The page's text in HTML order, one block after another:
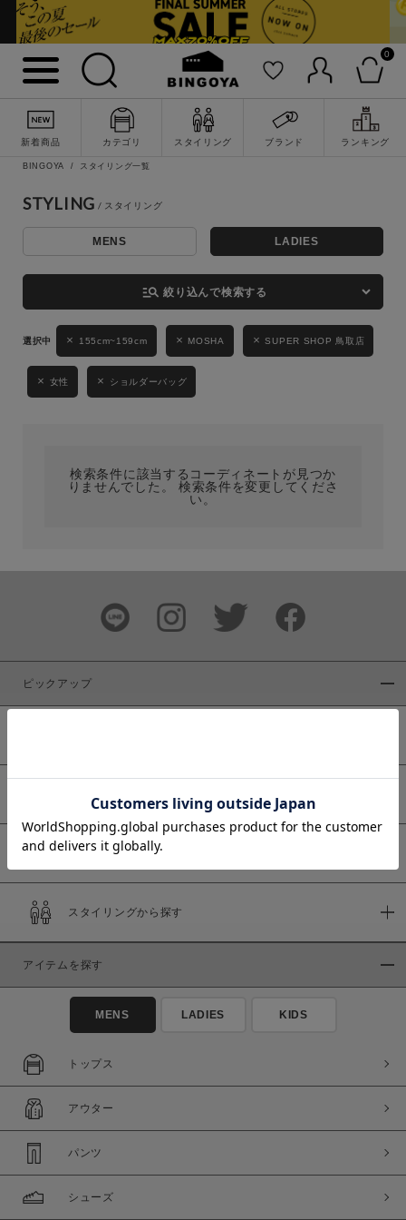
0
新着商品 カテゴリ スタイリング ブランド ランキング
詳細検索
キーワード
性別
MENS LADIES KIDS
ブランド
商品タイプ
通常商品
セール価格
在庫
在庫あり
BINGOYA スタイリング一覧
STYLING
MENS LADIES
manage_search 絞り込んで検索する
155cm~159cm MOSHA SUPER SHOP 鳥取店
女性 ショルダーバッグ
検索条件に該当するコーディネートが見つか
りませんでした。 検索条件を変更してくださ
い。
ピックアップ
予約商品
スタイリングから探す
アイテムを探す
MENS LADIES KIDS
トップス
アウター
パンツ
シューズ